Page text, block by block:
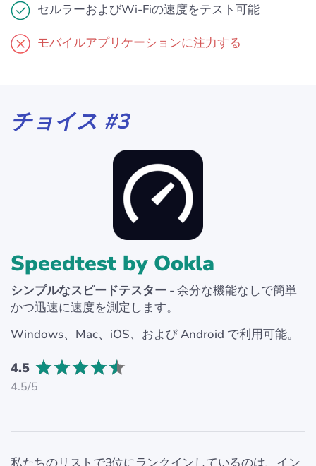
セルラーおよびWi-Fiの速度をテスト可能
モバイルアプリケーションに注力する
チョイス #3
Speedtest by Ookla
シンプルなスピードテスター - 余分な機能なしで簡単
かつ迅速に速度を測定します。
Windows、Mac、iOS、および Android で利用可能。
4.5
4.5/5